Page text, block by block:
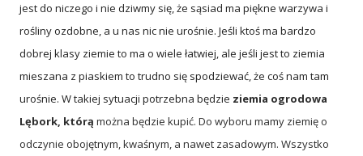
jest do niczego i nie dziwmy się, że sąsiad ma piękne warzywa i
rośliny ozdobne, a u nas nic nie urośnie. Jeśli ktoś ma bardzo
dobrej klasy ziemie to ma o wiele łatwiej, ale jeśli jest to ziemia
mieszana z piaskiem to trudno się spodziewać, że coś nam tam
urośnie. W takiej sytuacji potrzebna będzie ziemia ogrodowa
Lębork, którą można będzie kupić. Do wyboru mamy ziemię o
odczynie obojętnym, kwaśnym, a nawet zasadowym. Wszystko